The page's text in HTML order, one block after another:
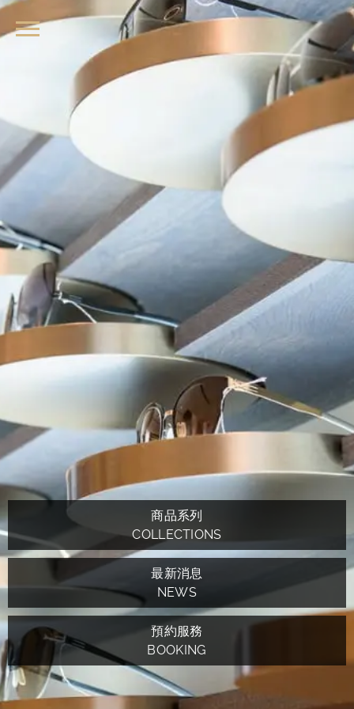
品牌眼鏡、精品墨鏡、名牌太陽眼
商品系列
COLLECTIONS
最新消息
NEWS
預約服務
BOOKING